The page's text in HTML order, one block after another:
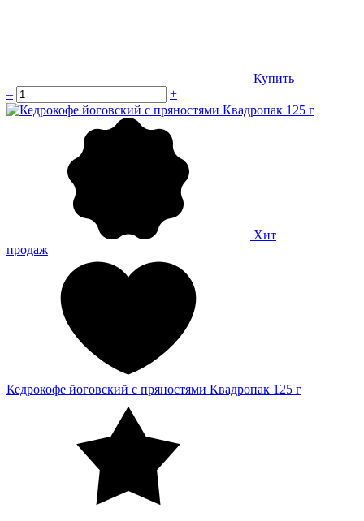
Купить
–
+
Хит
продаж
Кедрокофе йоговский с пряностями Квадропак 125 г